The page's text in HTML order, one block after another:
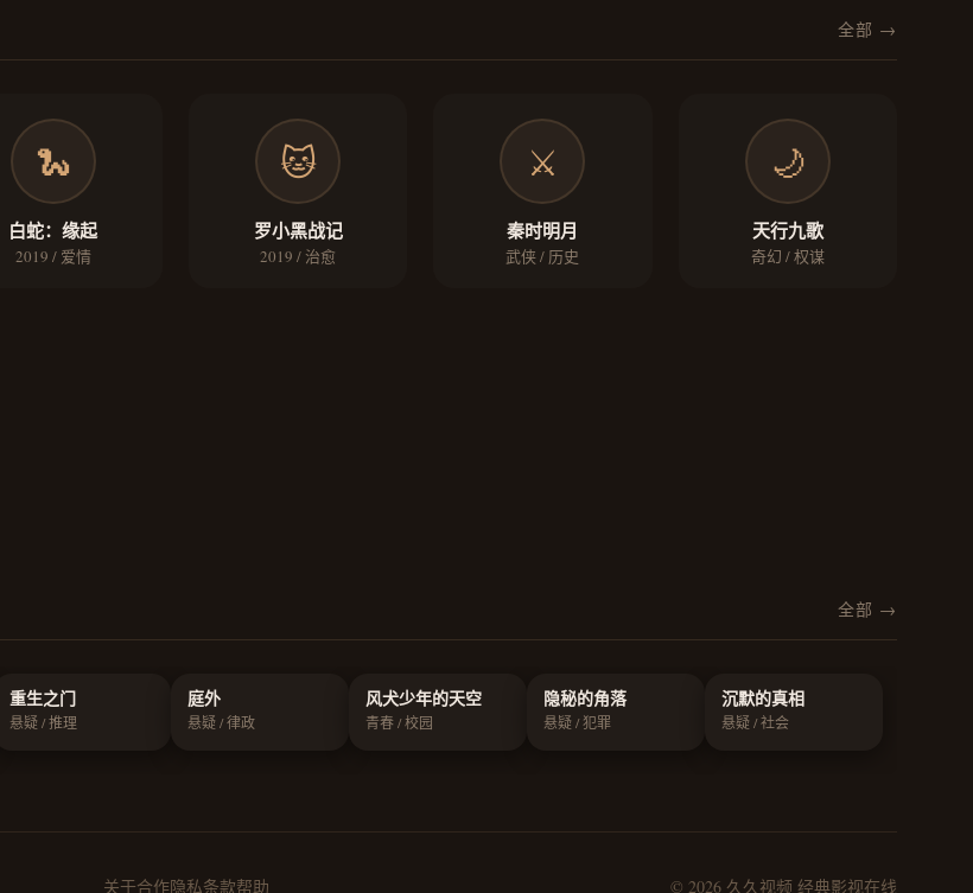
全部 →
🐍
白蛇：缘起
2019 / 爱情
🐱
罗小黑战记
2019 / 治愈
⚔️
秦时明月
武侠 / 历史
🌙
天行九歌
奇幻 / 权谋
全部 →
重生之门
悬疑 / 推理
庭外
悬疑 / 律政
风犬少年的天空
青春 / 校园
隐秘的角落
悬疑 / 犯罪
沉默的真相
悬疑 / 社会
关于合作隐私条款帮助 © 2026 久久视频 经典影视在线